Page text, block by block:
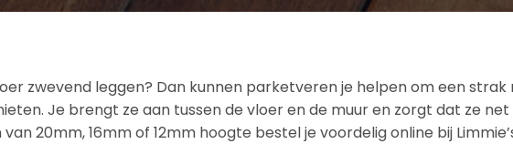
zwevend leggen? Dan kunnen parketveren je helpen om een
Je brengt ze aan tussen de vloer en de muur en zorgt dat ze
20mm, 16mm of 12mm hoogte bestel je voordelig online bij